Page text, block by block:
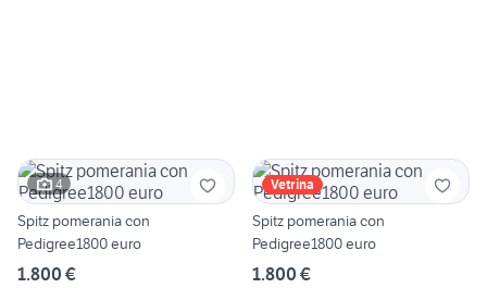
4
Spitz pomerania con
Pedigree1800 euro
1.800 €
Vetrina
Spitz pomerania con
Pedigree1800 euro
1.800 €